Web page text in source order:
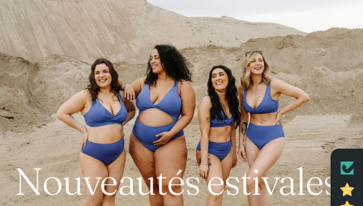
Nouveautés estivales